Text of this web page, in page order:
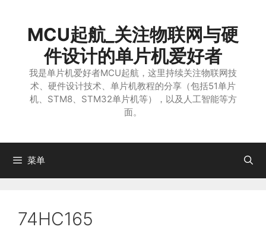
MCU起航_关注物联网与硬
件设计的单片机爱好者
我是单片机爱好者MCU起航，这里持续关注物联网技
术、硬件设计技术、单片机教程的分享（包括51单片
机、STM8、STM32单片机等），以及人工智能等方
面。
菜单
74HC165